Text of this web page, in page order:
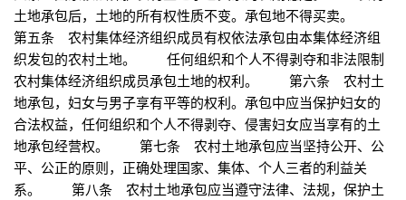
土地承包后，土地的所有权性质不变。承包地不得买卖。
第五条 农村集体经济组织成员有权依法承包由本集体经济组
织发包的农村土地。 任何组织和个人不得剥夺和非法限制
农村集体经济组织成员承包土地的权利。 第六条 农村土
地承包，妇女与男子享有平等的权利。承包中应当保护妇女的
合法权益，任何组织和个人不得剥夺、侵害妇女应当享有的土
地承包经营权。 第七条 农村土地承包应当坚持公开、公
平、公正的原则，正确处理国家、集体、个人三者的利益关
系。 第八条 农村土地承包应当遵守法律、法规，保护土